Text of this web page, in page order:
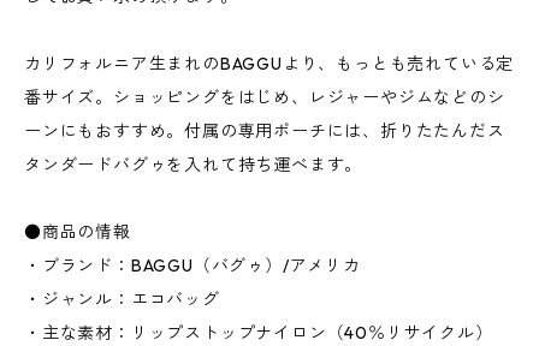
カリフォルニア生まれのBAGGUより、もっとも売れている定
番サイズ。ショッピングをはじめ、レジャーやジムなどのシ
ーンにもおすすめ。付属の専用ポーチには、折りたたんだス
タンダードバグゥを入れて持ち運べます。
●商品の情報
・ブランド：BAGGU（バグゥ）/アメリカ
・ジャンル：エコバッグ
・主な素材：リップストップナイロン（40％リサイクル）